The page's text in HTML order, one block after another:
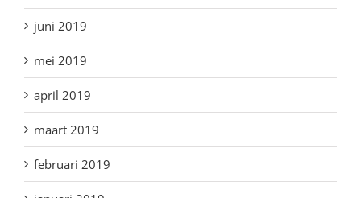
juni 2019
mei 2019
april 2019
maart 2019
februari 2019